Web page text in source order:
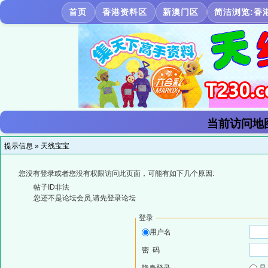
首页 香港资料区 新澳门区 简洁浏览:香
当前访问地
提示信息 » 天线宝宝
您没有登录或者您没有权限访问此页面，可能有如下几个原因:
帖子ID非法
您还不是论坛会员,请先登录论坛
登录
用户名
密 码